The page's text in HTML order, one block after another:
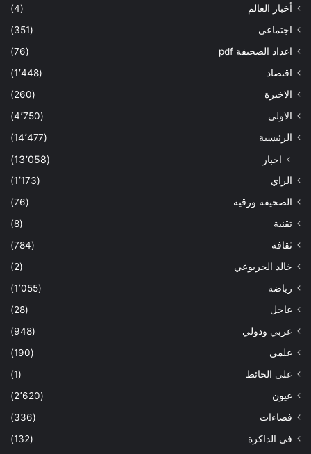
أخبار العالم
(4)
اجتماعي
(351)
اعداد الصحيفة pdf
(76)
اقتصاد
(1٬448)
الاخيرة
(260)
الاولى
(4٬750)
الرئيسية
(14٬477)
اخبار (13٬058)
الراي
(1٬173)
الصحيفة ورقية
(76)
تقنية
(8)
ثقافة
(784)
خالد الجربوعي
(2)
رياضة
(1٬055)
عاجل
(28)
عربي ودولي
(948)
علمي
(190)
على الحائط
(1)
عيون
(2٬620)
فضاءات
(336)
في الذاكرة
(132)